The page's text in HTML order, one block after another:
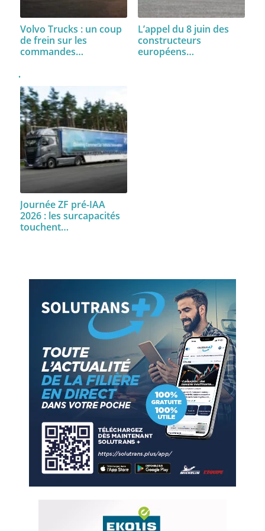
Volvo Trucks : un coup
de frein sur les
commandes…
L’appel du 8 juin des
constructeurs
européens…
Journée ZF pré-IAA
2026 : les surcapacités
touchent…